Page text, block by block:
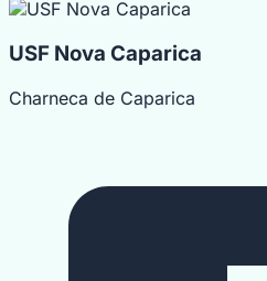
USF Nova Caparica
Charneca de Caparica